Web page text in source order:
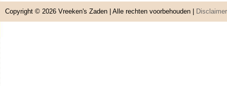
Copyright © 2026 Vreeken's Zaden | Alle rechten voorbehouden | Disclaimer